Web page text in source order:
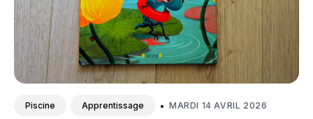
Piscine Apprentissage • MARDI 14 AVRIL 2026